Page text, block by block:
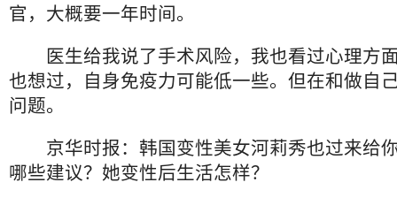
官，大概要一年时间。
医生给我说了手术风险，我也看过心理方
也想过，自身免疫力可能低一些。但在和做自
问题。
京华时报：韩国变性美女河莉秀也过来给
哪些建议？她变性后生活怎样？